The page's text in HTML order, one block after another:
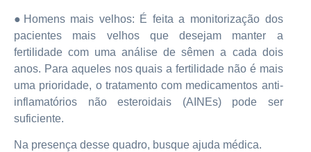
●Homens mais velhos: É feita a monitorização dos
pacientes mais velhos que desejam manter a
fertilidade com uma análise de sêmen a cada dois
anos. Para aqueles nos quais a fertilidade não é mais
uma prioridade, o tratamento com medicamentos anti-
inflamatórios não esteroidais (AINEs) pode ser
suficiente.
Na presença desse quadro, busque ajuda médica.